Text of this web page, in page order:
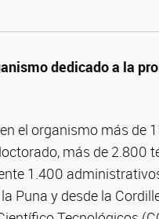
dedicado a la
el organismo más de
más de 2.800
1.400
Puna y desde la